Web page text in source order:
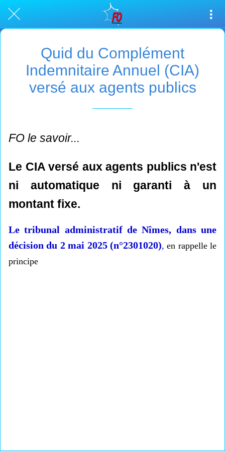
Quid du Complément
Indemnitaire Annuel (CIA)
versé aux agents publics
FO le savoir...
Le CIA versé aux agents publics n'est
ni automatique ni garanti à un
montant fixe.
Le tribunal administratif de Nîmes, dans une
décision du 2 mai 2025 (n°2301020),en rappelle le
principe